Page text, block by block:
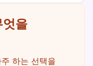
엇을
하는 선택을